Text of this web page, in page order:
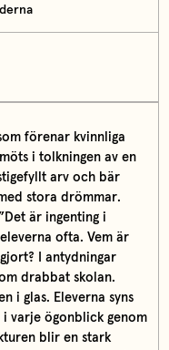
förenar kvinnliga
i tolkningen av en
arv och bär
stora drömmar.
är ingenting i
ofta. Vem är
I antydningar
drabbat skolan.
i glas. Eleverna syns
varje ögonblick genom
blir en stark